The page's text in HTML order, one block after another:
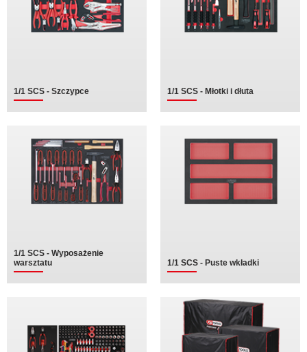
1/1 SCS - Szczypce 1/1 SCS - Młotki i dłuta
1/1 SCS - Wyposażenie
warsztatu
1/1 SCS - Puste wkładki